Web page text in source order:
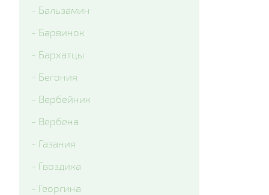
- Matrix Rose Wing
- Matrix True Blue
- Matrix White Blotch
- Вся виола
- Бальзамин
- Барвинок
- Бархатцы
- Бегония
- Вербейник
- Вербена
- Газания
- Гвоздика
- Георгина